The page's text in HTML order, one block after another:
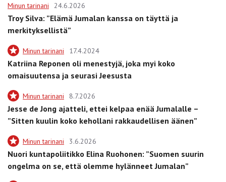
Minun tarinani 24.6.2026
Troy Silva: ”Elämä Jumalan kanssa on täyttä ja
merkityksellistä”
Minun tarinani 17.4.2024
Katriina Reponen oli menestyjä, joka myi koko
omaisuutensa ja seurasi Jeesusta
Minun tarinani 8.7.2026
Jesse de Jong ajatteli, ettei kelpaa enää Jumalalle –
”Sitten kuulin koko kehollani rakkaudellisen äänen”
Minun tarinani 3.6.2026
Nuori kuntapoliitikko Elina Ruohonen: ”Suomen suurin
ongelma on se, että olemme hylänneet Jumalan”